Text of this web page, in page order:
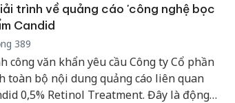
trình về quảng cáo 'công nghệ bọc
Candid
389
công văn khẩn yêu cầu Công ty Cổ phần
toàn bộ nội dung quảng cáo liên quan
0,5% Retinol Treatment. Đây là động